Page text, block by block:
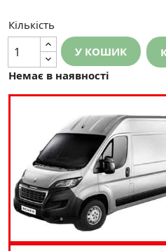
Кількість
У КОШИК
Немає в наявності